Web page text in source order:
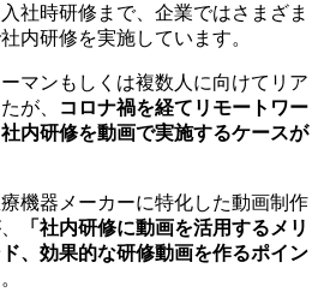
社時研修まで、企業ではさまざま
内研修を実施しています。
マンもしくは複数人に向けてリア
が、
コロナ禍を経てリモートワー
内研修を動画で実施するケースが
機器メーカーに特化した動画制作
「社内研修に動画を活用するメリ
、効果的な研修動画を作るポイン